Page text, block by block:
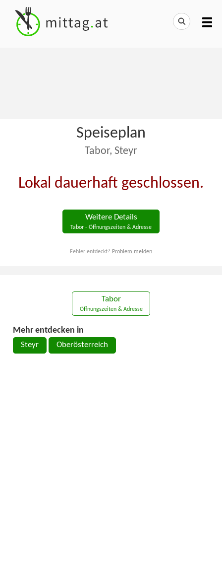
Speiseplan
Tabor, Steyr
Lokal dauerhaft geschlossen.
Weitere Details
Tabor - Öffnungszeiten & Adresse
Fehler entdeckt? Problem melden
Tabor
Öffnungszeiten & Adresse
Mehr entdecken in
Steyr Oberösterreich